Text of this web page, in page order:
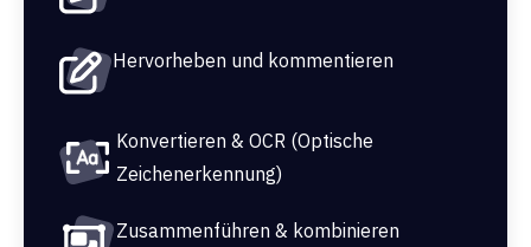
Hervorheben und kommentieren
Konvertieren & OCR (Optische
Zeichenerkennung)
Zusammenführen & kombinieren